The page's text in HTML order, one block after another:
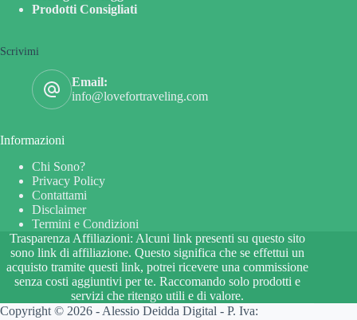
Prodotti Consigliati
Scrivimi
Email:
info@lovefortraveling.com
Informazioni
Chi Sono?
Privacy Policy
Contattami
Disclaimer
Termini e Condizioni
Trasparenza Affiliazioni: Alcuni link presenti su questo sito
sono link di affiliazione. Questo significa che se effettui un
acquisto tramite questi link, potrei ricevere una commissione
senza costi aggiuntivi per te. Raccomando solo prodotti e
servizi che ritengo utili e di valore.
Copyright © 2026 - Alessio Deidda Digital - P. Iva: